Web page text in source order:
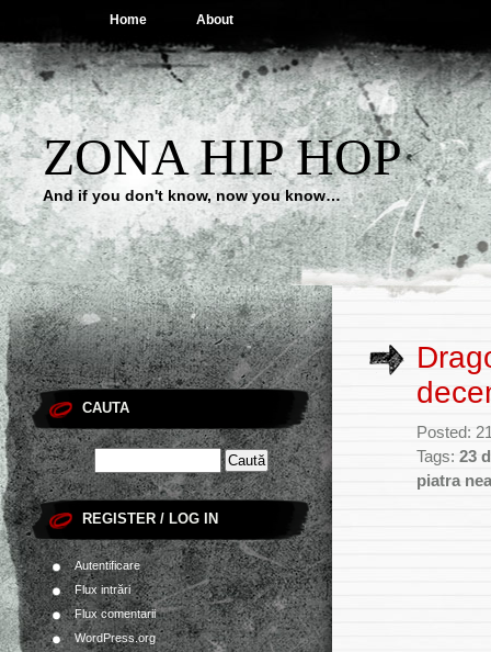
Home About
ZONA HIP HOP
And if you don't know, now you know…
CAUTA
REGISTER / LOG IN
Autentificare
Flux intrări
Flux comentarii
WordPress.org
Posted:
Tags: 23
piatra